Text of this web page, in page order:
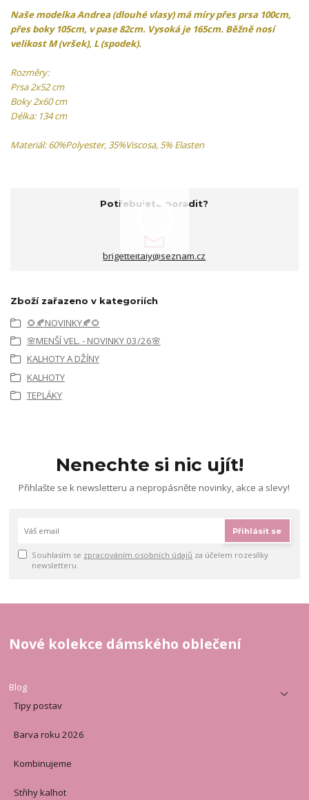
Naše modelkaAndrea (dlouhé vlasy)má míry přes prsa 100cm,
přes boky 105cm, v pase 82cm. Vysoká je 165cm. Běžně nosí
velikost M (vršek), L (spodek).
Rozměry:
Prsa 2x52 cm
Boky 2x60 cm
Délka: 134 cm
Materiál: 60%Polyester, 35%Viscosa, 5% Elasten
Potřebujete poradit?
brigetteitaly@seznam.cz
Zboží zařazeno v kategoriích
🌻🍂NOVINKY🍂🌻
🌸MENŠÍ VEL. - NOVINKY 03/26🌸
KALHOTY A DŽÍNY
KALHOTY
TEPLÁKY
Nenechte si nic ujít!
Přihlašte se k newsletteru a nepropásněte novinky, akce a slevy!
Přihlásit se
Souhlasím se zpracováním osobních údajů za účelem rozesílky
newsletteru.
Nové kolekce dámského oblečení
Blog
Tipy postav
Barva roku 2026
Kombinujeme
Střihy kalhot